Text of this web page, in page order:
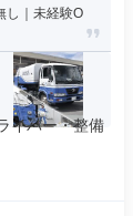
し｜未経験O
イバー・整備